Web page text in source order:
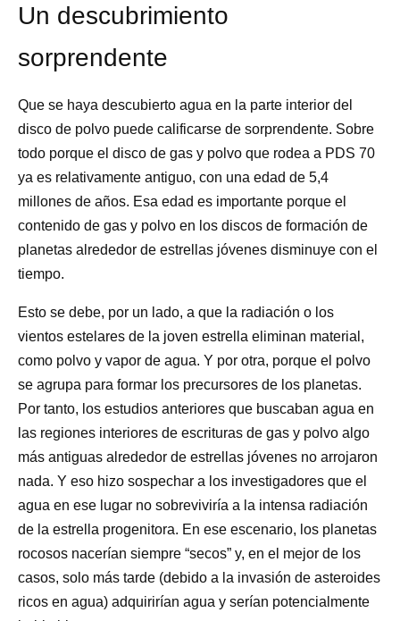
Un descubrimiento
sorprendente
Que se haya descubierto agua en la parte interior del
disco de polvo puede calificarse de sorprendente. Sobre
todo porque el disco de gas y polvo que rodea a PDS 70
ya es relativamente antiguo, con una edad de 5,4
millones de años. Esa edad es importante porque el
contenido de gas y polvo en los discos de formación de
planetas alrededor de estrellas jóvenes disminuye con el
tiempo.
Esto se debe, por un lado, a que la radiación o los
vientos estelares de la joven estrella eliminan material,
como polvo y vapor de agua. Y por otra, porque el polvo
se agrupa para formar los precursores de los planetas.
Por tanto, los estudios anteriores que buscaban agua en
las regiones interiores de escrituras de gas y polvo algo
más antiguas alrededor de estrellas jóvenes no arrojaron
nada. Y eso hizo sospechar a los investigadores que el
agua en ese lugar no sobreviviría a la intensa radiación
de la estrella progenitora. En ese escenario, los planetas
rocosos nacerían siempre “secos” y, en el mejor de los
casos, solo más tarde (debido a la invasión de asteroides
ricos en agua) adquirirían agua y serían potencialmente